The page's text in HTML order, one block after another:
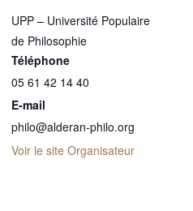
UPP – Université Populaire
de Philosophie
Téléphone
05 61 42 14 40
E-mail
philo@alderan-philo.org
Voir le site Organisateur